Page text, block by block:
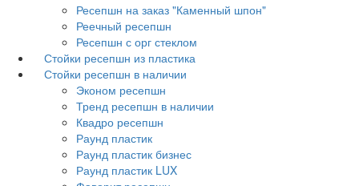
Ресепшн на заказ "Каменный шпон"
Реечный ресепшн
Ресепшн с орг стеклом
Стойки ресепшн из пластика
Стойки ресепшн в наличии
Эконом ресепшн
Тренд ресепшн в наличии
Квадро ресепшн
Раунд пластик
Раунд пластик бизнес
Раунд пластик LUX